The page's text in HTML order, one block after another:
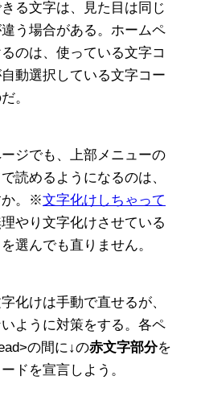
る文字は、見た目は同じ
う場合がある。ホームペ
のは、使っている文字コ
動選択している文字コー
。
ジでも、上部メニューの
読めるようになるのは、
か。※文字化けしちゃって
やり文字化けさせている
選んでも直りません。
化けは手動で直せるが、
ように対策をする。各ペ
の間に↓の赤文字部分を
ドを宣言しよう。